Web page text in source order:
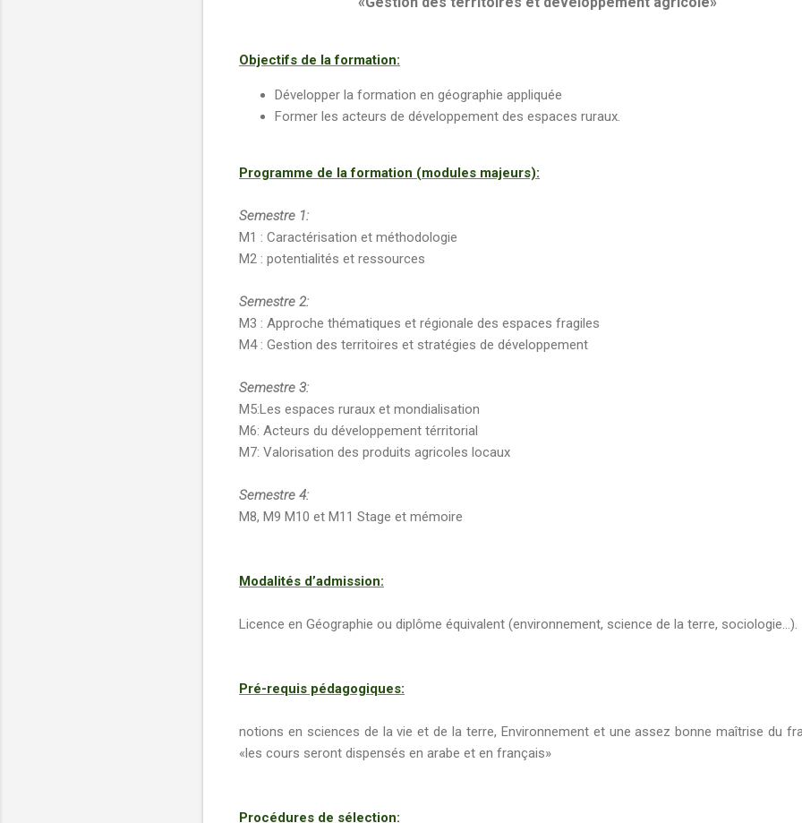
Objectifs de la formation:
Développer la formation en géographie appliquée
Former les acteurs de développement des espaces ruraux.
Programme de la formation (modules majeurs):
Semestre 1:
M1 : Caractérisation et méthodologie
M2 : potentialités et ressources
Semestre 2:
M3 : Approche thématiques et régionale des espaces fragiles
M4 : Gestion des territoires et stratégies de développement
Semestre 3:
M5:Les espaces ruraux et mondialisation
M6: Acteurs du développement térritorial
M7: Valorisation des produits agricoles locaux
Semestre 4:
M8, M9 M10 et M11 Stage et mémoire
Modalités d’admission:
Licence en Géographie ou diplôme équivalent (environnement, science de la terre, sociologie…).
Pré-requis pédagogiques:
notions en sciences de la vie et de la terre, Environnement et une assez bonne maîtrise du
«les cours seront dispensés en arabe et en français»
Procédures de sélection: